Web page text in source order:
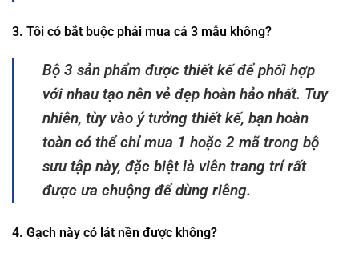
3. Tôi có bắt buộc phải mua cả 3 mẫu không?
Bộ 3 sản phẩm được thiết kế để phối hợp
với nhau tạo nên vẻ đẹp hoàn hảo nhất. Tuy
nhiên, tùy vào ý tưởng thiết kế, bạn hoàn
toàn có thể chỉ mua 1 hoặc 2 mã trong bộ
sưu tập này, đặc biệt là viên trang trí rất
được ưa chuộng để dùng riêng.
4. Gạch này có lát nền được không?